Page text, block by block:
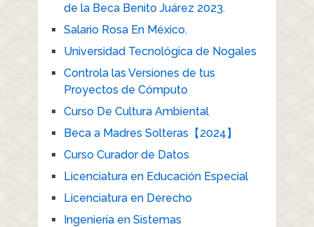
de la Beca Benito Juárez 2023.
Salario Rosa En México.
Universidad Tecnológica de Nogales
Controla las Versiones de tus
Proyectos de Cómputo
Curso De Cultura Ambiental
Beca a Madres Solteras【2024】
Curso Curador de Datos
Licenciatura en Educación Especial
Licenciatura en Derecho
Ingeniería en Sistemas